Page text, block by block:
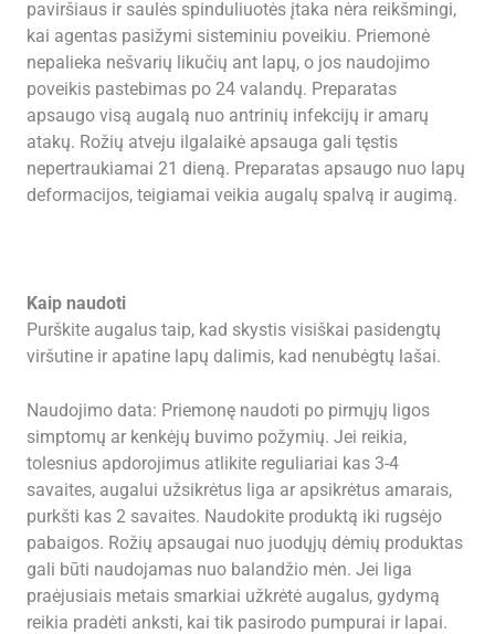
paviršiaus ir saulės spinduliuotės įtaka nėra reikšmingi,
kai agentas pasižymi sisteminiu poveikiu. Priemonė
nepalieka nešvarių likučių ant lapų, o jos naudojimo
poveikis pastebimas po 24 valandų. Preparatas
apsaugo visą augalą nuo antrinių infekcijų ir amarų
atakų. Rožių atveju ilgalaikė apsauga gali tęstis
nepertraukiamai 21 dieną. Preparatas apsaugo nuo lapų
deformacijos, teigiamai veikia augalų spalvą ir augimą.
Kaip naudoti
Purškite augalus taip, kad skystis visiškai pasidengtų
viršutine ir apatine lapų dalimis, kad nenubėgtų lašai.
Naudojimo data: Priemonę naudoti po pirmųjų ligos
simptomų ar kenkėjų buvimo požymių. Jei reikia,
tolesnius apdorojimus atlikite reguliariai kas 3-4
savaites, augalui užsikrėtus liga ar apsikrėtus amarais,
purkšti kas 2 savaites. Naudokite produktą iki rugsėjo
pabaigos. Rožių apsaugai nuo juodųjų dėmių produktas
gali būti naudojamas nuo balandžio mėn. Jei liga
praėjusiais metais smarkiai užkrėtė augalus, gydymą
reikia pradėti anksti, kai tik pasirodo pumpurai ir lapai.